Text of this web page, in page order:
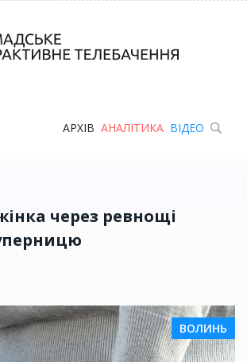
АРХІВ АНАЛІТИКА ВІДЕО
через ревнощі
ВОЛИНЬ